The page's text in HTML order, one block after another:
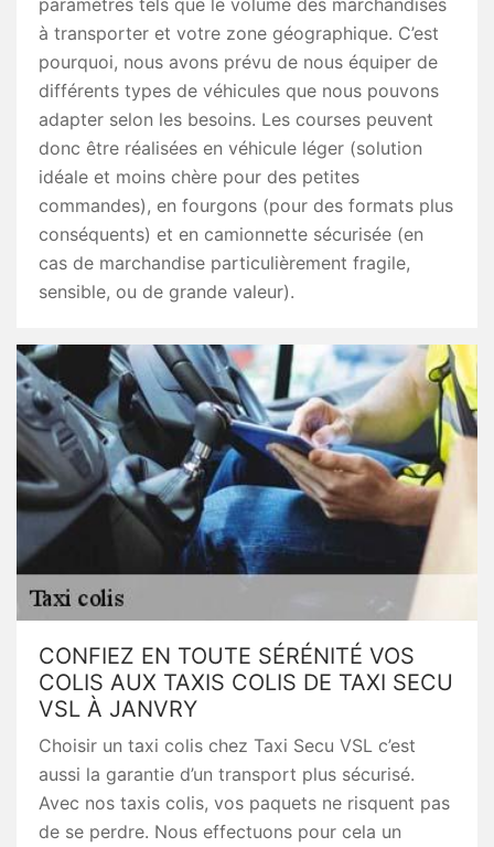
paramètres tels que le volume des marchandises
à transporter et votre zone géographique. C’est
pourquoi, nous avons prévu de nous équiper de
différents types de véhicules que nous pouvons
adapter selon les besoins. Les courses peuvent
donc être réalisées en véhicule léger (solution
idéale et moins chère pour des petites
commandes), en fourgons (pour des formats plus
conséquents) et en camionnette sécurisée (en
cas de marchandise particulièrement fragile,
sensible, ou de grande valeur).
CONFIEZ EN TOUTE SÉRÉNITÉ VOS
COLIS AUX TAXIS COLIS DE TAXI SECU
VSL À JANVRY
Choisir un taxi colis chez Taxi Secu VSL c’est
aussi la garantie d’un transport plus sécurisé.
Avec nos taxis colis, vos paquets ne risquent pas
de se perdre. Nous effectuons pour cela un